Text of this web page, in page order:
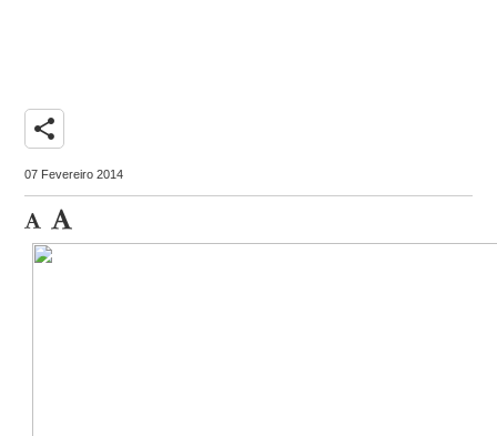
share
07 Fevereiro 2014